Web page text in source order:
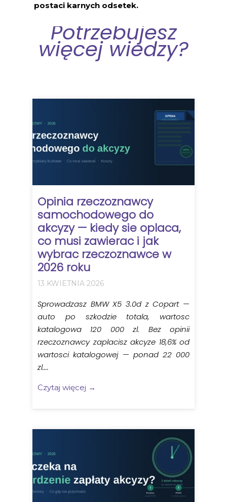
postaci karnych odsetek.
Potrzebujesz
więcej wiedzy?
Opinia rzeczoznawcy
samochodowego do
akcyzy — kiedy sie oplaca,
co musi zawierac i jak
wybrac rzeczoznawce w
2026 roku
13 KWIETNIA 2026
Sprowadzasz BMW X5 3.0d z Copart —
auto po szkodzie totala, wartosc
katalogowa 120 000 zl. Bez opinii
rzeczoznawcy zaplacisz akcyze 18,6% od
wartosci katalogowej — ponad 22 000
zl....
Czytaj więcej →